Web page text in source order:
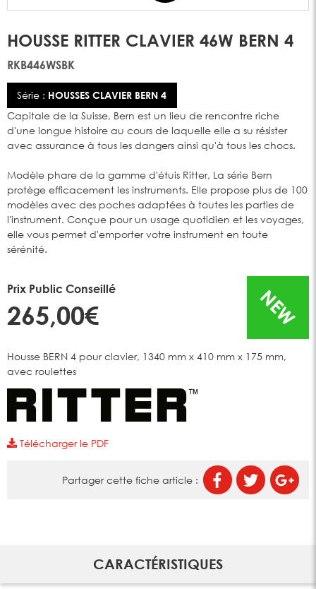
HOUSSE RITTER CLAVIER 46W BERN 4
RKB446WSBK
Série : HOUSSES CLAVIER BERN 4
Capitale de la Suisse, Bern est un lieu de rencontre riche
d'une longue histoire au cours de laquelle elle a su résister
avec assurance à tous les dangers ainsi qu'à tous les chocs.
Modèle phare de la gamme d'étuis Ritter, La série Bern
protège efficacement les instruments. Elle propose plus de 100
modèles avec des poches adaptées à toutes les parties de
l'instrument. Conçue pour un usage quotidien et les voyages,
elle vous permet d'emporter votre instrument en toute
sérénité.
Prix Public Conseillé
265,00€ NEW
Housse BERN 4 pour clavier, 1340 mm x 410 mm x 175 mm,
avec roulettes
Télécharger le PDF
Partager cette fiche article :
CARACTÉRISTIQUES